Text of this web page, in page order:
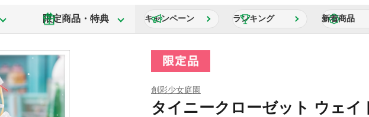
限定商品・特典 キャンペーン ランキング 新着商品
創彩少女庭園
タイニークローゼット ウェイ